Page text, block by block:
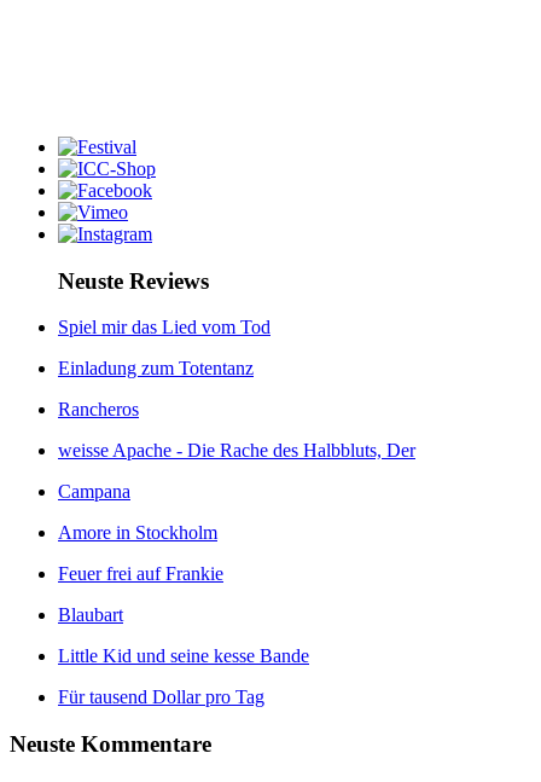
Neuste Reviews
Spiel mir das Lied vom Tod
Einladung zum Totentanz
Rancheros
weisse Apache - Die Rache des Halbbluts, Der
Campana
Amore in Stockholm
Feuer frei auf Frankie
Blaubart
Little Kid und seine kesse Bande
Für tausend Dollar pro Tag
Neuste Kommentare